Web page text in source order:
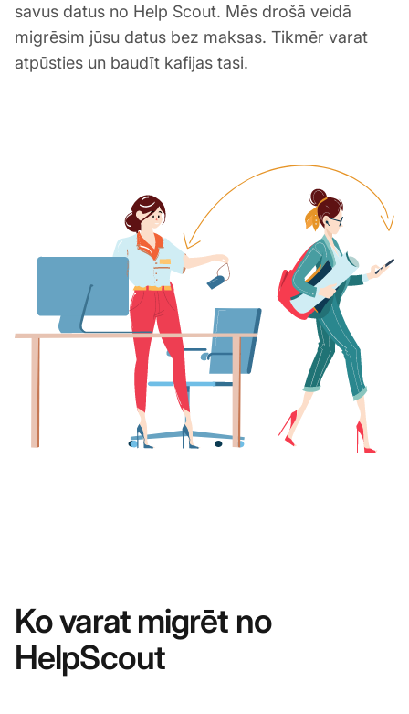
savus datus no Help Scout. Mēs drošā veidā
migrēsim jūsu datus bez maksas. Tikmēr varat
atpūsties un baudīt kafijas tasi.
Ko varat migrēt no
HelpScout